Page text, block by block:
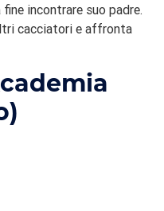
incontrare suo padre.
cacciatori e affronta